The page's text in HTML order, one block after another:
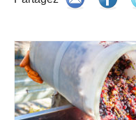
Wine Style
Contact